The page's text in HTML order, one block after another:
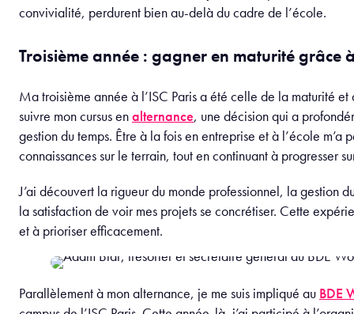
convivialité, perdurent bien au-delà du cadre de l’école.
Troisième année : gagner en maturité grâce
Ma troisième année à l’ISC Paris a été celle de la maturité
suivre mon cursus enalternance, une décision qui a
gestion du temps. Être à la fois en entreprise et à l’école m’a
connaissances sur le terrain, tout en continuant à progresser
J’ai découvert la rigueur du monde professionnel, la gestion
la satisfaction de voir mes projets se concrétiser. Cette
et à prioriser efficacement.
Parallèlement à mon alternance, je me suis impliqué au BDE